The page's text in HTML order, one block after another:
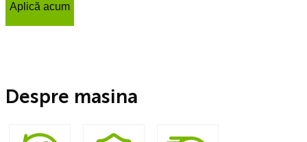
Aplică acum
Despre masina